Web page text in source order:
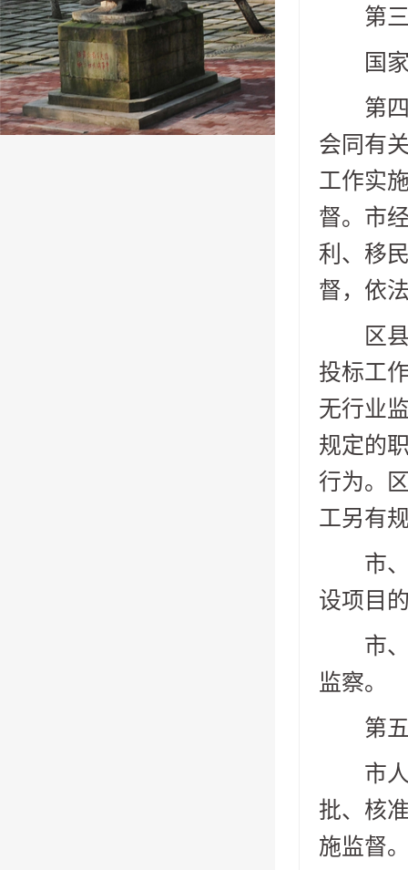
第三
国家
第四
会同有
工作实
督。市
利、移
督，依
区县(
投标工
无行业
规定的
行为。
工另有
市、
设项目
市、
监察。
第五
市人
批、核
施监督